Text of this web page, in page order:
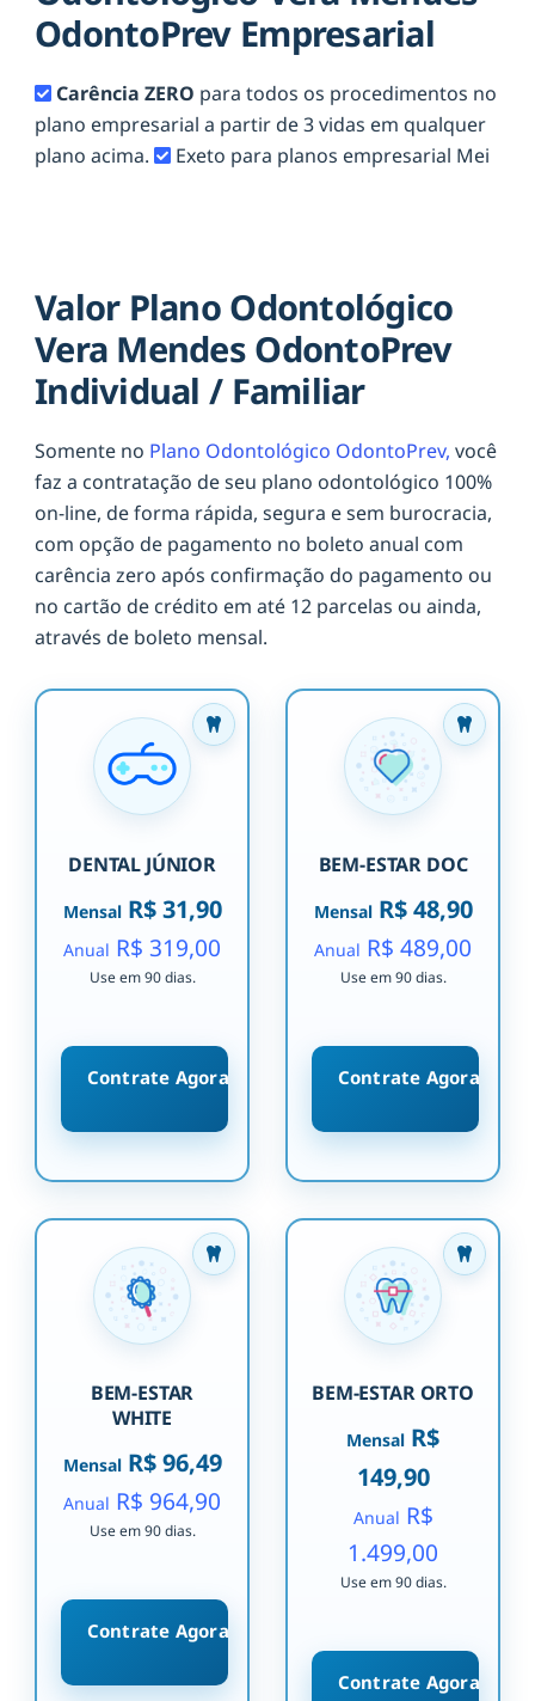
OdontoPrev Empresarial
Carência ZERO para todos os procedimentos no
plano empresarial a partir de 3 vidas em qualquer
plano acima.
Exeto para planos empresarial Mei
Valor Plano Odontológico
Vera Mendes OdontoPrev
Individual / Familiar
Somente no Plano Odontológico OdontoPrev, você
faz a contratação de seu plano odontológico 100%
on-line, de forma rápida, segura e sem burocracia,
com opção de pagamento no boleto anual com
carência zero após confirmação do pagamento ou
no cartão de crédito em até 12 parcelas ou ainda,
através de boleto mensal.
DENTAL JÚNIOR
MensalR$ 31,90
Anual R$ 319,00
Use em 90 dias.
Contrate Agora
BEM-ESTAR DOC
MensalR$ 48,90
Anual R$ 489,00
Use em 90 dias.
Contrate Agora
BEM-ESTAR
WHITE
MensalR$ 96,49
Anual R$ 964,90
Use em 90 dias.
Contrate Agora
BEM-ESTAR ORTO
Mensal R$
149,90
Anual R$
1.499,00
Use em 90 dias.
Contrate Agora